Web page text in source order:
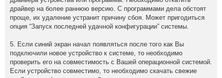
драйвер на более раннюю версию. С программами дела обстоят
проще, их удаление устранит причину сбоя. Может пригодиться
опция “Запуск последней удачной конфигурации” системы.
5. Если синий экран начал появляться после того как Вы
подключили новое устройство к системе, то необходимо
проверить его на совместимость с Вашей операционной системой.
Если устройство совместимо, то необходимо скачать свежие